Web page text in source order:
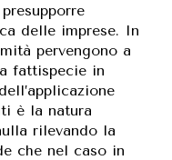
delle imprese. In
pervengono a
fattispecie in
è la natura
rilevando la
che nel caso in